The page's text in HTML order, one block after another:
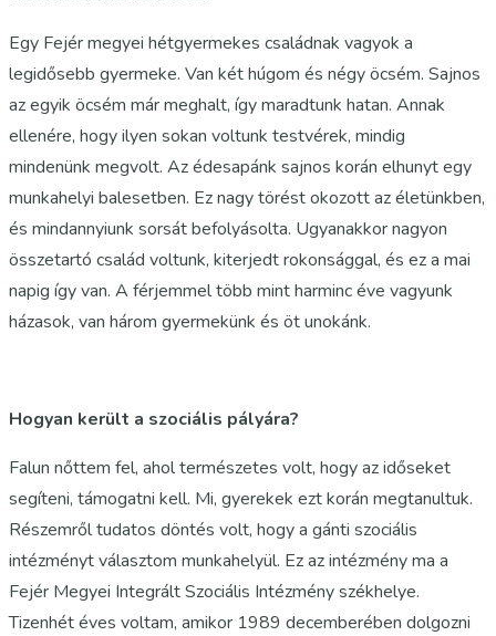
Egy Fejér megyei hétgyermekes családnak vagyok a
legidősebb gyermeke. Van két húgom és négy öcsém. Sajnos
az egyik öcsém már meghalt, így maradtunk hatan. Annak
ellenére, hogy ilyen sokan voltunk testvérek, mindig
mindenünk megvolt. Az édesapánk sajnos korán elhunyt egy
munkahelyi balesetben. Ez nagy törést okozott az életünkben,
és mindannyiunk sorsát befolyásolta. Ugyanakkor nagyon
összetartó család voltunk, kiterjedt rokonsággal, és ez a mai
napig így van. A férjemmel több mint harminc éve vagyunk
házasok, van három gyermekünk és öt unokánk.
Hogyan került a szociális pályára?
Falun nőttem fel, ahol természetes volt, hogy az időseket
segíteni, támogatni kell. Mi, gyerekek ezt korán megtanultuk.
Részemről tudatos döntés volt, hogy a gánti szociális
intézményt választom munkahelyül. Ez az intézmény ma a
Fejér Megyei Integrált Szociális Intézmény székhelye.
Tizenhét éves voltam, amikor 1989 decemberében dolgozni